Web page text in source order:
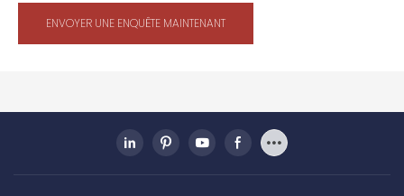
ENVOYER UNE ENQUÊTE MAINTENANT